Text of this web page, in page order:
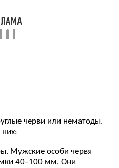
черви или нематоды.
Мужские особи червя
40–100 мм. Они